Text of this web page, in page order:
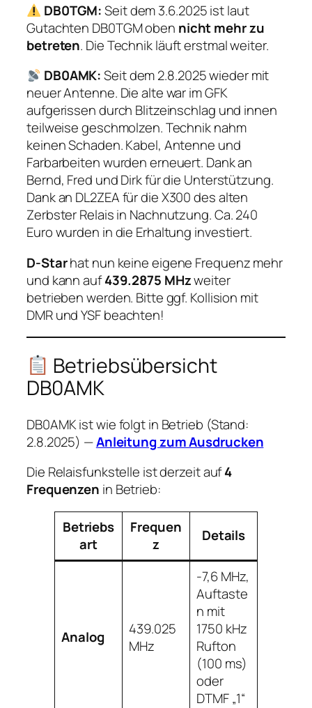
DB0TGM:Seit dem 3.6.2025 ist laut
Gutachten DB0TGM oben nicht mehr zu
betreten. Die Technik läuft erstmal weiter.
DB0AMK:Seit dem 2.8.2025 wieder mit
neuer Antenne. Die alte war im GFK
aufgerissen durch Blitzeinschlag und innen
teilweise geschmolzen. Technik nahm
keinen Schaden. Kabel, Antenne und
Farbarbeiten wurden erneuert. Dank an
Bernd, Fred und Dirk für die Unterstützung.
Dank an DL2ZEA für die X300 des alten
Zerbster Relais in Nachnutzung. Ca. 240
Euro wurden in die Erhaltung investiert.
D-Starhat nun keine eigene Frequenz mehr
und kann auf439.2875 MHzweiter
betrieben werden. Bitte ggf. Kollision mit
DMR und YSF beachten!
Betriebsübersicht
DB0AMK
DB0AMK ist wie folgt in Betrieb (Stand:
2.8.2025) —Anleitung zum Ausdrucken
Die Relaisfunkstelle ist derzeit auf4
Frequenzen in Betrieb:
Betriebs
art
Frequen
z
Details
Analog
439.025
MHz
-7,6 MHz,
Auftaste
n mit
1750 kHz
Rufton
(100 ms)
oder
DTMF „1“